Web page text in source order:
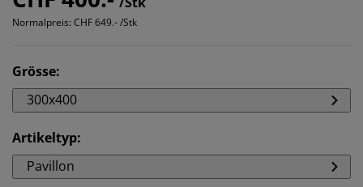
Normalpreis: CHF 649.- /Stk
Grösse:
300x400
Artikeltyp:
Pavillon